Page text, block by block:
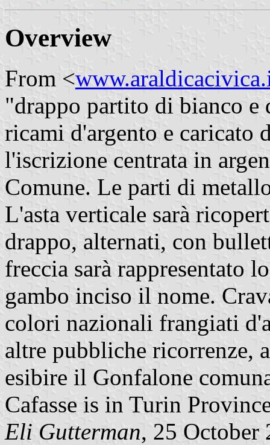
Overview
From <
"drappo partito di bianco e
ricami d'argento e caricato
l'iscrizione centrata in
Comune. Le parti di
L'asta verticale sarà
drappo, alternati, con
freccia sarà rappresentato
gambo inciso il nome.
colori nazionali frangiati
altre pubbliche ricorrenze,
esibire il Gonfalone
Cafasse is in Turin
Eli Gutterman, 25 October